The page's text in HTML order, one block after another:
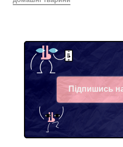
Підпишись
Facebook